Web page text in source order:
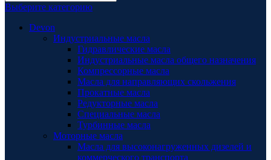
Выберите категорию
Devon
Индустриальные масла
Гидравлические масла
Индустриальные масла общего назначения
Компрессорные масла
Масла для направляющих скольжения
Прокатные масла
Редукторные масла
Специальные масла
Турбинные масла
Моторные масла
Масла для высоконагруженных дизелей и
коммерческого транспорта